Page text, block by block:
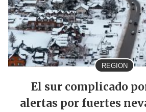
REGION
El sur complicado
alertas por fuertes